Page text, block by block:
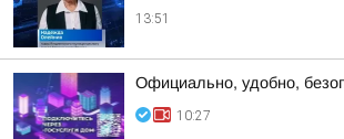
13:51
Официально, удобно,
10:27